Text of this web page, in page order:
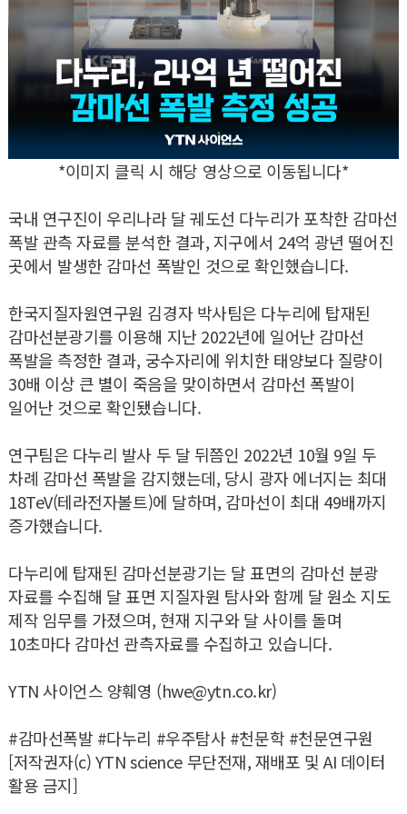
*이미지 클릭 시 해당 영상으로 이동됩니다*
국내 연구진이 우리나라 달 궤도선 다누리가 포착한 감마선
폭발 관측 자료를 분석한 결과, 지구에서 24억 광년 떨어진
곳에서 발생한 감마선 폭발인 것으로 확인했습니다.
한국지질자원연구원 김경자 박사팀은 다누리에 탑재된
감마선분광기를 이용해 지난 2022년에 일어난 감마선
폭발을 측정한 결과, 궁수자리에 위치한 태양보다 질량이
30배 이상 큰 별이 죽음을 맞이하면서 감마선 폭발이
일어난 것으로 확인됐습니다.
연구팀은 다누리 발사 두 달 뒤쯤인 2022년 10월 9일 두
차례 감마선 폭발을 감지했는데, 당시 광자 에너지는 최대
18TeV(테라전자볼트)에 달하며, 감마선이 최대 49배까지
증가했습니다.
다누리에 탑재된 감마선분광기는 달 표면의 감마선 분광
자료를 수집해 달 표면 지질자원 탐사와 함께 달 원소 지도
제작 임무를 가졌으며, 현재 지구와 달 사이를 돌며
10초마다 감마선 관측자료를 수집하고 있습니다.
YTN 사이언스 양훼영 (hwe@ytn.co.kr)
#감마선폭발 #다누리 #우주탐사 #천문학 #천문연구원
[저작권자(c) YTN science 무단전재, 재배포 및 AI 데이터
활용 금지]